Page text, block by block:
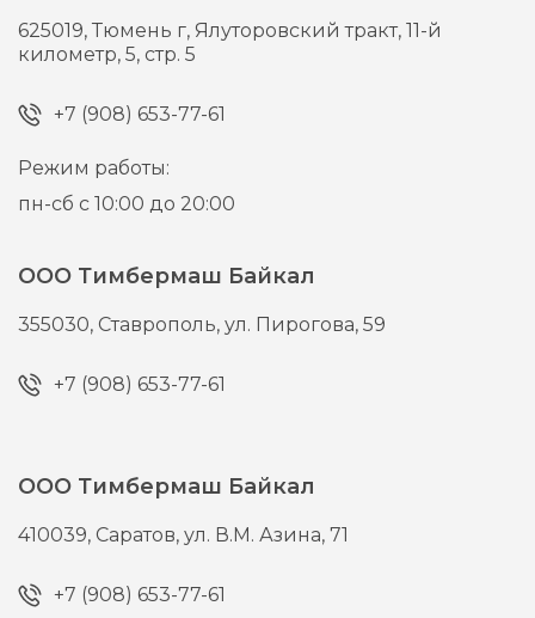
625019,Тюмень г, Ялуторовский тракт, 11-й
километр, 5, стр. 5
+7 (908) 653-77-61
Режим работы:
пн-сб с 10:00 до 20:00
ООО Тимбермаш Байкал
355030, Ставрополь,ул. Пирогова, 59
+7 (908) 653-77-61
ООО Тимбермаш Байкал
410039, Саратов,ул. В.М. Азина, 71
+7 (908) 653-77-61